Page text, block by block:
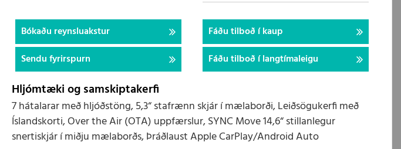
Bókaðu reynsluakstur
Fáðu tilboð í kaup
Sendu fyrirspurn
Fáðu tilboð í langtímaleigu
Hljómtæki og samskiptakerfi
7 hátalarar með hljóðstöng, 5,3“ stafrænn skjár í mælaborði, Leiðsögukerfi með
Íslandskorti, Over the Air (OTA) uppfærslur, SYNC Move 14,6“ stillanlegur
snertiskjár í miðju mælaborðs, Þráðlaust Apple CarPlay/Android Auto